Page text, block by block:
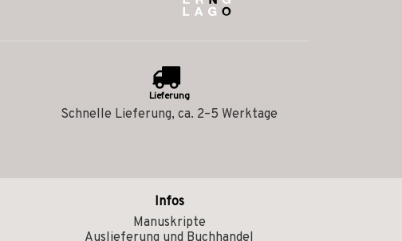
Lieferung
Schnelle Lieferung, ca. 2–5 Werktage
Infos
Manuskripte
Auslieferung und Buchhandel